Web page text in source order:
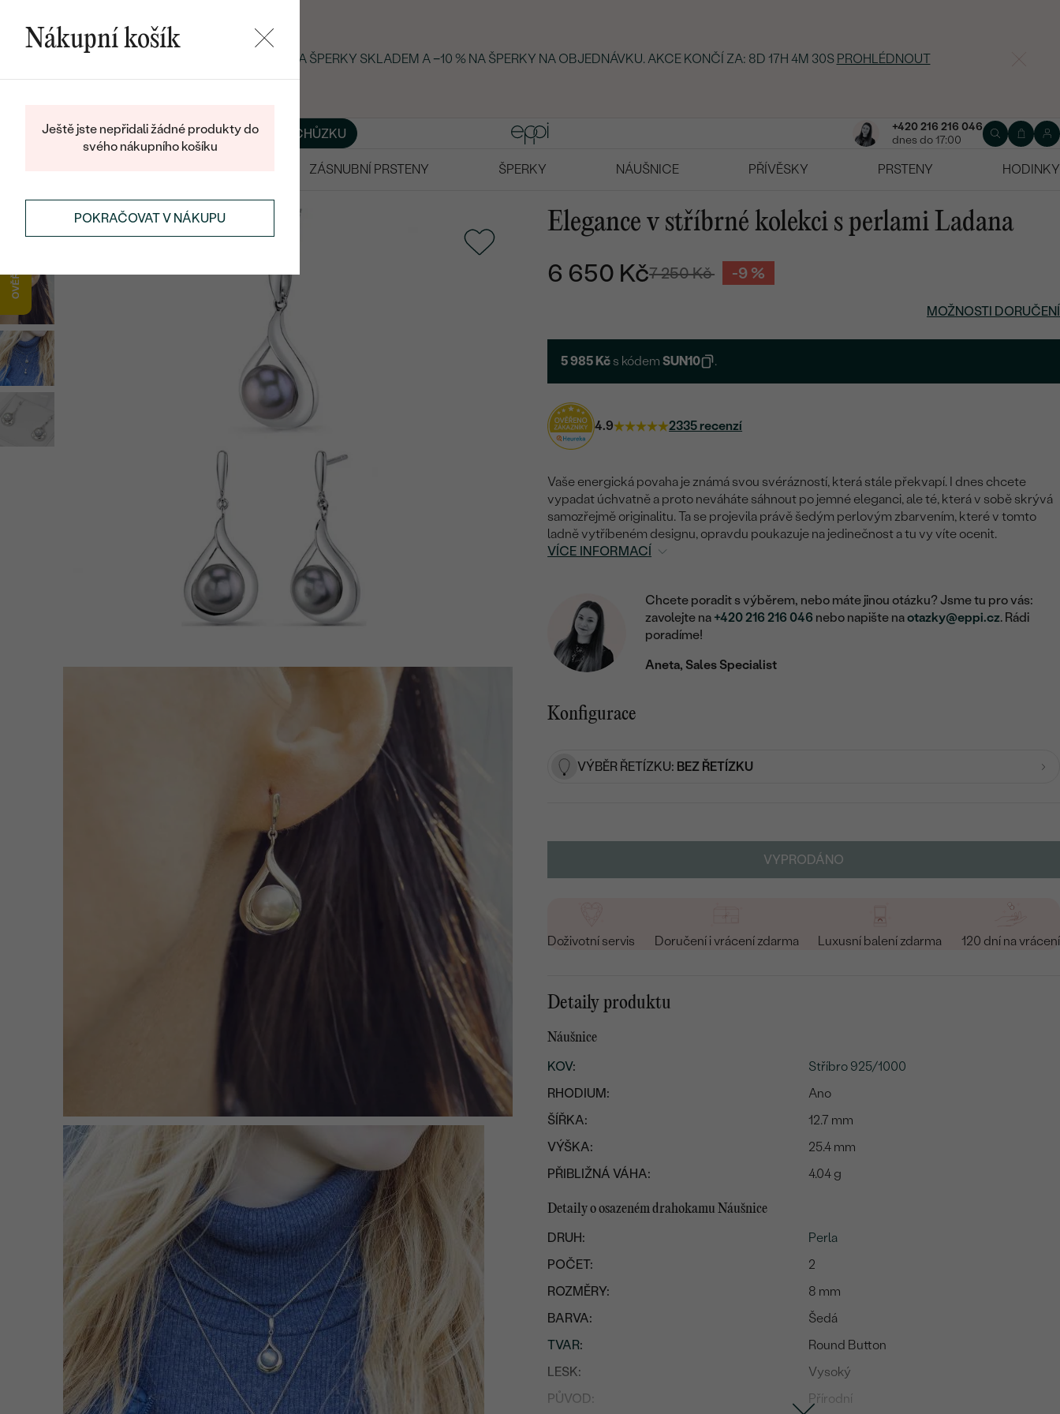
LETNÍ BLACK FRIDAY: −25 % NA ŠPERKY SKLADEM A −10 % NA ŠPERKY NA OBJEDNÁVKU. AKCE KONČÍ ZA: 8D 17H 4M 29S PROHLÉDNOUT
BLOGŠPERKY NA MÍRU DOMLUVIT SI SCHŮZKU
+420 216 216 046
dnes do 17:00
ZÁSNUBNÍ PRSTENY ŠPERKY NÁUŠNICE PŘÍVĚSKY PRSTENY
HODINKY
SOUPRAVY ŠPERKŮSTŘÍBRNÉ SOUPRAVY
Elegance v stříbrné kolekci s perlami Ladana
6 650 Kč7 250 Kč -9 %
MOŽNOSTI DORUČENÍ
5 985 Kč s kódemSUN10 .
4.9 2335 recenzí
Vaše energická povaha je známá svou svérázností, která stále překvapí. I dnes chcete
vypadat úchvatně a proto neváháte sáhnout po jemné eleganci, ale té, která v sobě skrývá
samozřejmě originalitu. Ta se projevila právě šedým perlovým zbarvením, které v tomto
ladně vytříbeném designu, opravdu poukazuje na jedinečnost a tu vy víte ocenit.
VÍCE INFORMACÍ
Chcete poradit s výběrem, nebo máte jinou otázku? Jsme tu pro vás:
zavolejte na +420 216 216 046 nebo napište naotazky@eppi.cz. Rádi
poradíme!
Aneta, Sales Specialist
Konfigurace
VÝBĚR ŘETÍZKU: BEZ ŘETÍZKU
VYPRODÁNO
Doživotní servis Doručení i vrácení zdarma Luxusní balení zdarma 120 dní na vrácení
Detaily produktu
Náušnice
KOV:
Stříbro 925/1000
RHODIUM:
Ano
ŠÍŘKA:
12.7 mm
VÝŠKA:
25.4 mm
PŘIBLIŽNÁ VÁHA:
4.04 g
Detaily o osazeném drahokamu Náušnice
DRUH:
Perla
POČET:
2
ROZMĚRY:
8 mm
BARVA:
Šedá
TVAR:
Round Button
LESK:
Vysoký
PŮVOD:
Přírodní
Nákupní košík
Ještě jste nepřidali žádné produkty do
svého nákupního košíku
POKRAČOVAT V NÁKUPU